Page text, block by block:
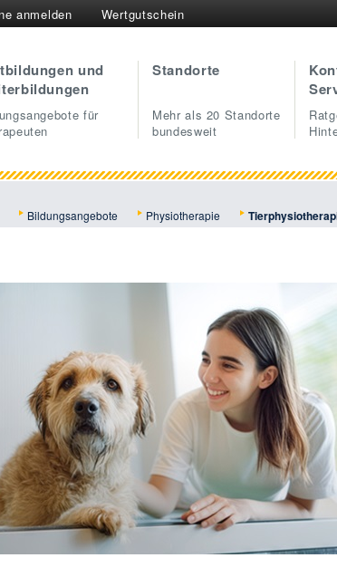
anmelden Wertgutschein
und
für
Standorte
Mehr als 20 Standorte
bundesweit
Bildungsangebote Physiotherapie